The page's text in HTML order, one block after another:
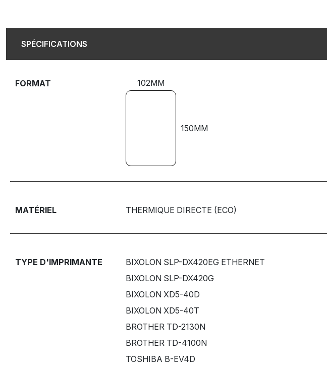
SPÉCIFICATIONS
FORMAT 102MM
150MM
MATÉRIEL THERMIQUE DIRECTE (ECO)
TYPE D'IMPRIMANTE
BIXOLON SLP-DX420EG ETHERNET
BIXOLON SLP-DX420G
BIXOLON XD5-40D
BIXOLON XD5-40T
BROTHER TD-2130N
BROTHER TD-4100N
TOSHIBA B-EV4D